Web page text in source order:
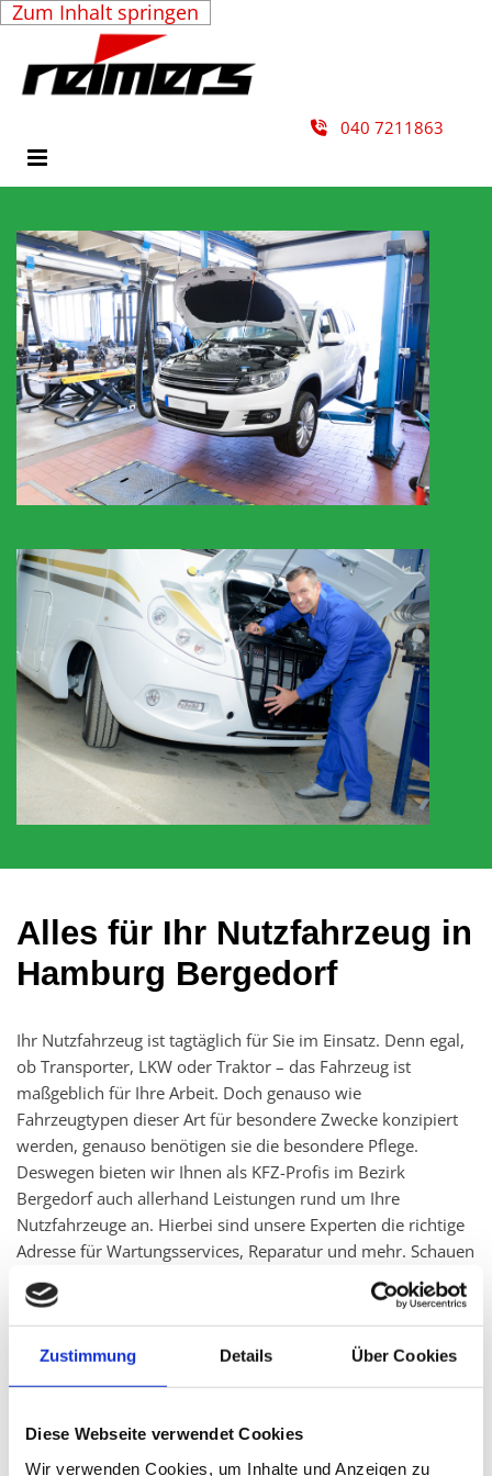
Zustimmung Details Über Cookies
Diese Webseite verwendet Cookies
Wir verwenden Cookies, um Inhalte und Anzeigen zu
Zum Inhalt springen
 040 7211863
Alles für Ihr Nutzfahrzeug in
Hamburg Bergedorf
Ihr Nutzfahrzeug ist tagtäglich für Sie im Einsatz. Denn egal,
ob Transporter, LKW oder Traktor – das Fahrzeug ist
maßgeblich für Ihre Arbeit. Doch genauso wie
Fahrzeugtypen dieser Art für besondere Zwecke konzipiert
werden, genauso benötigen sie die besondere Pflege.
Deswegen bieten wir Ihnen als KFZ-Profis im Bezirk
Bergedorf auch allerhand Leistungen rund um Ihre
Nutzfahrzeuge an. Hierbei sind unsere Experten die richtige
Adresse für Wartungsservices, Reparatur und mehr. Schauen
Sie somit einfach in unserer Werkstatt in Hamburg vorbei
oder kontaktieren Sie uns.
Wartung und Reparatur für
Nutzfahrzeuge sind vielfältig. Genauso sind es unsere